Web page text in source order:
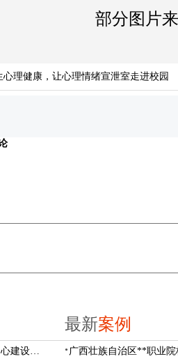
部分图片
心理健康，让心理情绪宣泄室走进校园
恭贺上海市**社区心理服务中心建设项目由阳光心健代理商中标
最新案例